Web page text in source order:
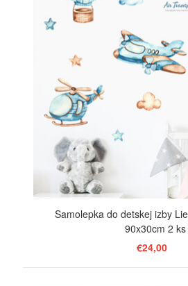
Samolepka do detskej izby
90x30cm 2 ks
€24,00